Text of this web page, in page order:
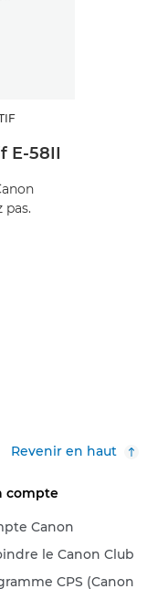
E-58II
pas.
Revenir en haut
compte
Canon
le Canon Club
CPS (Canon